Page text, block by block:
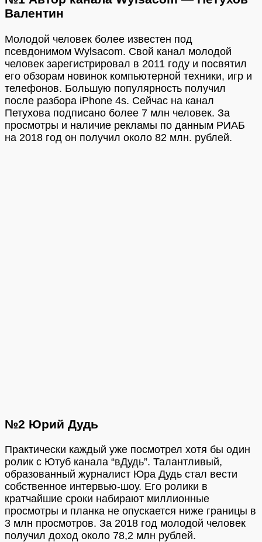
Валентин
Молодой человек более известен под
псевдонимом Wylsacom. Свой канал молодой
человек зарегистрировал в 2011 году и посвятил
его обзорам новинок компьютерной техники, игр и
телефонов. Большую популярность получил
после разбора iPhone 4s. Сейчас на канал
Петухова подписано более 7 млн человек. За
просмотры и наличие рекламы по данным РИАБ
на 2018 год он получил около 82 млн. рублей.
№2 Юрий Дудь
Практически каждый уже посмотрел хотя бы один
ролик с Ютуб канала “вДудь”. Талантливый,
образованный журналист Юра Дудь стал вести
собственное интервью-шоу. Его ролики в
кратчайшие сроки набирают миллионные
просмотры и планка не опускается ниже границы в
3 млн просмотров. За 2018 год молодой человек
получил доход около 78,2 млн рублей.